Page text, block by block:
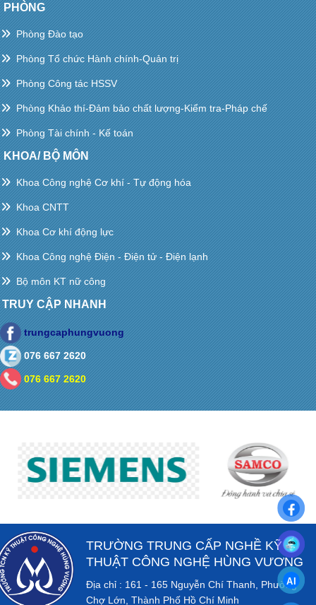
PHÒNG
Phòng Đào tạo
Phòng Tổ chức Hành chính-Quản trị
Phòng Công tác HSSV
Phòng Khảo thí-Đảm bảo chất lượng-Kiểm tra-Pháp chế
Phòng Tài chính - Kế toán
KHOA/ BỘ MÔN
Khoa Công nghệ Cơ khí - Tự động hóa
Khoa CNTT
Khoa Cơ khí động lực
Khoa Công nghệ Điện - Điện tử - Điện lạnh
Bộ môn KT nữ công
TRUY CẬP NHANH
trungcaphungvuong
076 667 2620
076 667 2620
TRƯỜNG TRUNG CẤP NGHỀ KỸ
THUẬT CÔNG NGHỆ HÙNG VƯƠNG
Địa chỉ : 161 - 165 Nguyễn Chí Thanh, Phường
Chợ Lớn, Thành Phố Hồ Chí Minh